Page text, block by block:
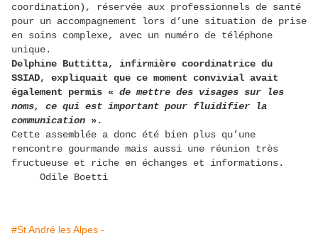
coordination), réservée aux professionnels de santé
pour un accompagnement lors d’une situation de prise
en soins complexe, avec un numéro de téléphone
unique.
Delphine Buttitta, infirmière coordinatrice du
SSIAD, expliquait que ce moment convivial avait
également permis « de mettre des visages sur les
noms, ce qui est important pour fluidifier la
communication ».
Cette assemblée a donc été bien plus qu’une
rencontre gourmande mais aussi une réunion très
fructueuse et riche en échanges et informations.
Odile Boetti
#St André les Alpes -